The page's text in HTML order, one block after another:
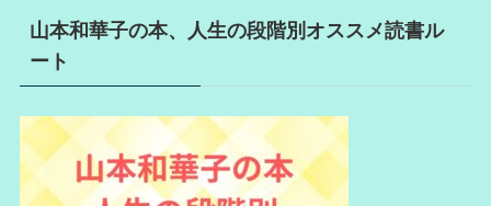
山本和華子の本、人生の段階別オススメ読書ル
ート